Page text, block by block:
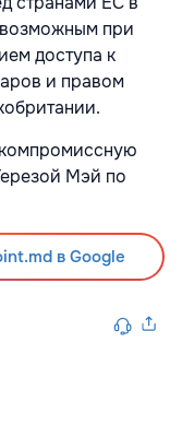
возможным при
доступа к
и правом
Мэй по
в Google